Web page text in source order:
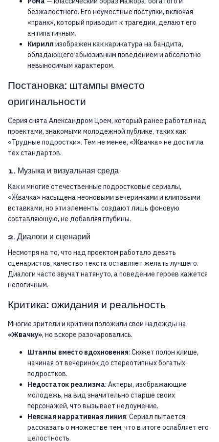
безжалостного. Его неуместные поступки, включая
«пранк», который приводит к трагедии, делают его
антипатичным.
Кирилл изображен как карикатура на бандита,
обладающего абьюзивным поведением и абсолютно
невыносимым характером.
Постановка: штампы вместо
оригинальности
Серия снята Александром Цоем, который ранее работал над
проектами, знакомыми молодежной публике, таких как
«Трудные подростки». Тем не менее, «Жвачка» не достигла
тех стандартов.
1. Музыка и визуальная среда
Как и многие отечественные подростковые сериалы,
«Жвачка» насыщена неоновыми вечеринками и клиповыми
вставками, но эти элементы создают лишь фоновую
составляющую, не добавляя глубины.
2. Диалоги и сценарий
Несмотря на то, что над проектом работало девять
сценаристов, качество текста оставляет желать лучшего.
Диалоги часто звучат натянуто, а поведение героев кажется
нелогичным.
Критика: ожидания и реальность
Многие зрители и критики положили свои надежды на
«Жвачку», но вскоре разочаровались.
Штампы вместо вдохновения: Сюжет полон клише,
начиная от вечеринок до стереотипных богатых
подростков.
Недостаток реализма: Актеры, изображающие
молодежь, на вид значительно старше своих
персонажей, что вызывает недоумение.
Неясная нарративная линия: Сериал пытается
рассказать о множестве тем, что в итоге ослабляет его
целостность.